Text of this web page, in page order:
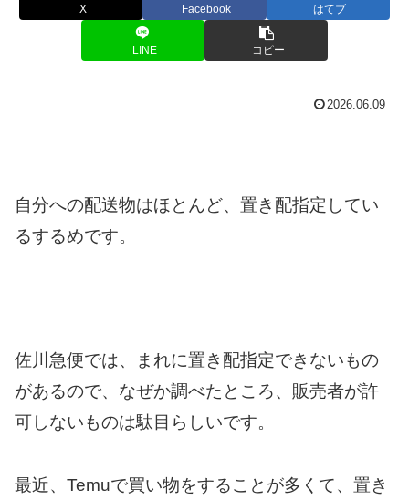
X Facebook はてブ
LINE コピー
2026.06.09
自分への配送物はほとんど、置き配指定してい
るするめです。
佐川急便では、まれに置き配指定できないもの
があるので、なぜか調べたところ、販売者が許
可しないものは駄目らしいです。
最近、Temuで買い物をすることが多くて、置き